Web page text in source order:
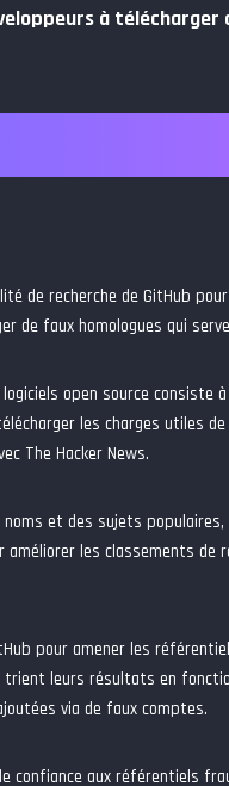
à télécharger
de recherche de GitHub
de faux homologues qui
open source consiste
les charges utiles
The Hacker News.
et des sujets
les classements de
pour amener les
leurs résultats en
via de faux comptes.
confiance aux référentiels